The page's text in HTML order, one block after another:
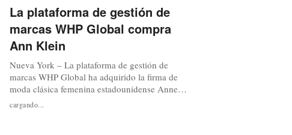
La plataforma de gestión de
marcas WHP Global compra
Ann Klein
Nueva York – La plataforma de gestión de
marcas WHP Global ha adquirido la firma de
moda clásica femenina estadounidense Anne
Klein, hasta ahora propiedad de Premier Brands
Group. Se trata del primer activo para el grupo
cargando...